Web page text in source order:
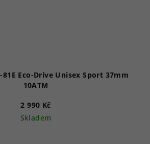
81E Eco-Drive Unisex Sport 37mm
10ATM
2 990 Kč
Skladem